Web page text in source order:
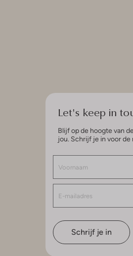
Let's keep in
Blijf op de hoogte van
jou. Schrijf je in voor de
Schrijf je in